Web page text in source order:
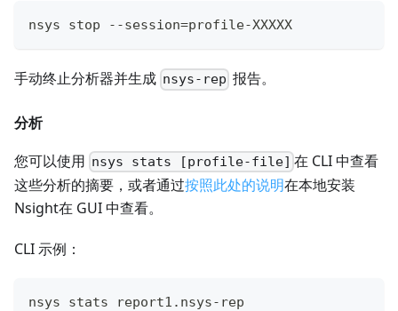
nsys stop --session=profile-XXXXX
手动终止分析器并生成 nsys-rep 报告。
分析
您可以使用 nsys stats [profile-file] 在 CLI 中查看
这些分析的摘要，或者通过按照此处的说明在本地安装
Nsight在 GUI 中查看。
CLI 示例：
nsys stats report1.nsys-rep